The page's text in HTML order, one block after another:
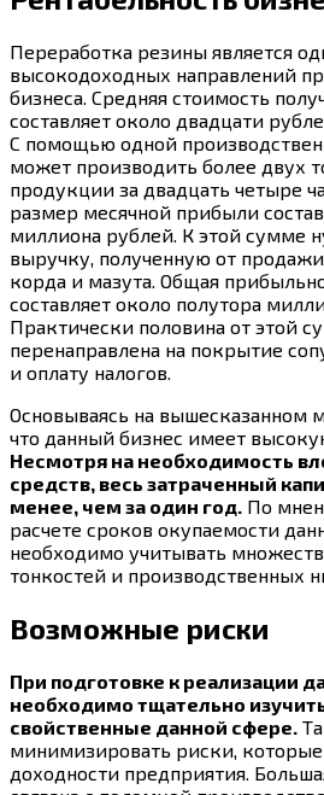
Переработка резины является
высокодоходных направлений
бизнеса. Средняя стоимость
составляет около двадцати
С помощью одной
может производить более двух
продукции за двадцать четыре
размер месячной прибыли
миллиона рублей. К этой сумме
выручку, полученную от
корда и мазута. Общая
составляет около полутора
Практически половина от этой
перенаправлена на покрытие
и оплату налогов.
Основываясь на вышесказанном
что данный бизнес имеет
Несмотря на необходимость
средств, весь затраченный
менее, чем за один год. По
расчете сроков окупаемости
необходимо учитывать
тонкостей и производственных
Возможные риски
При подготовке к реализации
необходимо тщательно
свойственные данной сфере.
минимизировать риски, которые
доходности предприятия.